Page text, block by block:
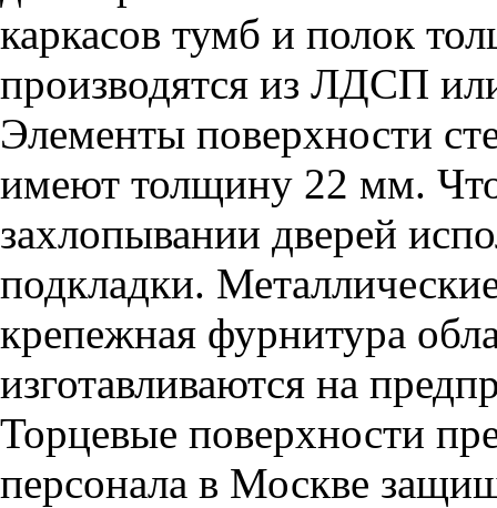
каркасов тумб и полок
производятся из ЛДСП
Элементы поверхности
имеют толщину 22 мм.
захлопывании дверей
подкладки.
крепежная фурнитура
изготавливаются на
Торцевые поверхности
персонала в Москве